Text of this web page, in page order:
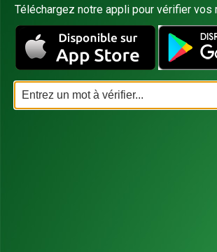
Téléchargez notre appli pour vérifier vos